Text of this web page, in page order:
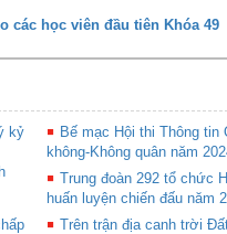
các học viên đầu tiên Khóa 49
kỷ
Bế mạc Hội thi Thông tin
không-Không quân năm
Trung đoàn 292 tổ chức
huấn luyện chiến đấu năm
Trên trận địa canh trời